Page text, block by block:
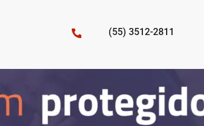
(55) 3512-2811